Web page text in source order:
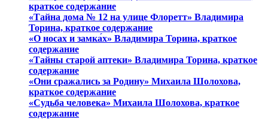
краткое содержание
«Тайна дома № 12 на улице Флоретт» Владимира
Торина, краткое содержание
«О носах и замка́х» Владимира Торина, краткое
содержание
«Тайны старой аптеки» Владимира Торина, краткое
содержание
«Они сражались за Родину» Михаила Шолохова,
краткое содержание
«Судьба человека» Михаила Шолохова, краткое
содержание